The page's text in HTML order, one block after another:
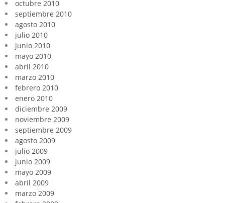
octubre 2010
septiembre 2010
agosto 2010
julio 2010
junio 2010
mayo 2010
abril 2010
marzo 2010
febrero 2010
enero 2010
diciembre 2009
noviembre 2009
septiembre 2009
agosto 2009
julio 2009
junio 2009
mayo 2009
abril 2009
marzo 2009